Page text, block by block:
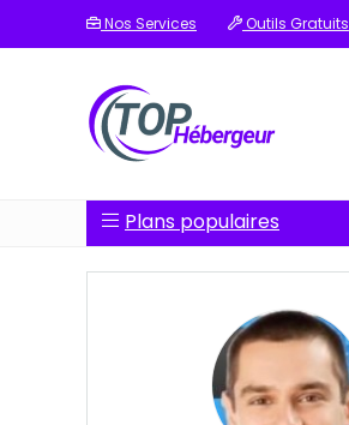
Nos Services Outils Gratuits
Plans populaires